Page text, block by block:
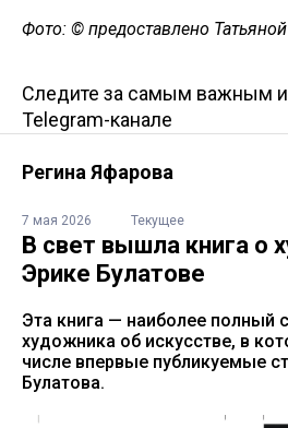
Фото: © предоставлено
Следите за самым важным
Telegram-канале
Регина Яфарова
7 мая 2026 Текущее
В свет вышла книга о
Эрике Булатове
Эта книга — наиболее полный
художника об искусстве, в
числе впервые публикуемые
Булатова.